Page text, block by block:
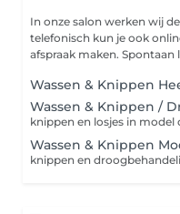
In onze salon werken wij
telefonisch kun je ook
afspraak maken. Spontaan
Wassen & Knippen
Wassen & Knippen /
knippen en losjes in model
Wassen & Knippen